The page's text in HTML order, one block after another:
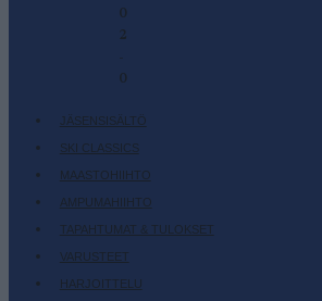
0
2
-
0
JÄSENSISÄLTÖ
SKI CLASSICS
MAASTOHIIHTO
AMPUMAHIIHTO
TAPAHTUMAT & TULOKSET
VARUSTEET
HARJOITTELU